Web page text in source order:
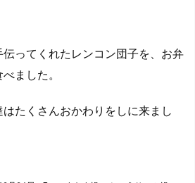
ってくれたレンコン団子を、お弁
ました。
たくさんおかわりをしに来まし